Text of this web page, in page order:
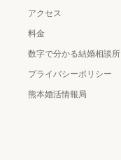
アクセス
料金
数字で分かる結婚相談所
プライバシーポリシー
熊本婚活情報局